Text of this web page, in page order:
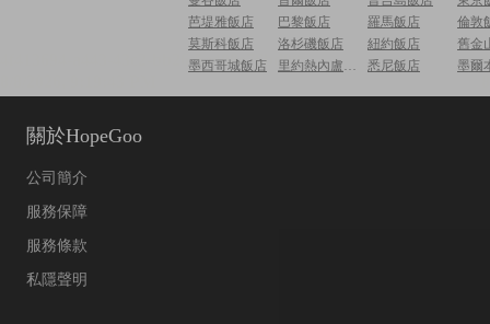
芭堤雅飯店
巴黎飯店 羅馬飯店
倫敦
莫斯科飯店
洛杉磯飯店 紐約飯店
舊金
墨西哥城飯店
里約熱內盧飯店 悉尼飯店 墨爾
關於HopeGoo
公司簡介
服務保障
服務條款
私隱聲明